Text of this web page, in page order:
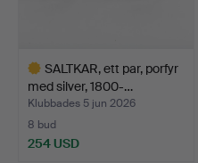
SALTKAR, ett par, porfyr
med silver, 1800-…
Klubbades 5 jun 2026
8 bud
254 USD